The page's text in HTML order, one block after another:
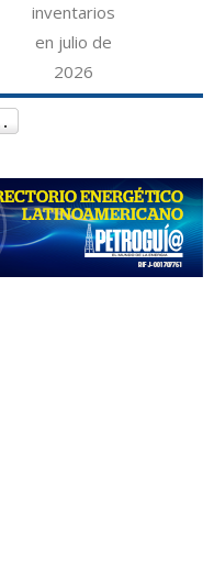
inventarios
en julio de
2026